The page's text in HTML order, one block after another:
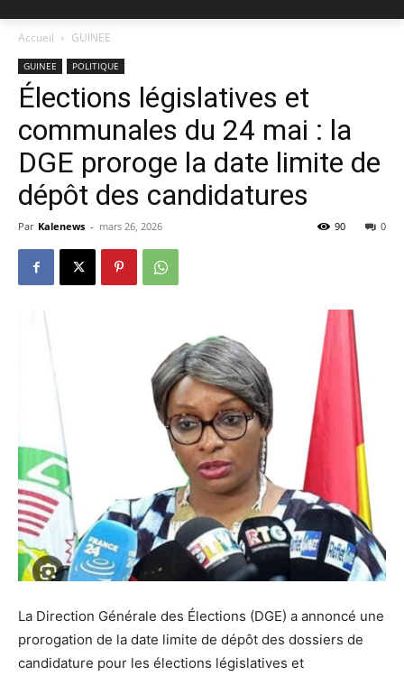
Accueil GUINEE
GUINEE POLITIQUE
Élections législatives et
communales du 24 mai : la
DGE proroge la date limite de
dépôt des candidatures
Par Kalenews - mars 26, 2026 0
90
La Direction Générale des Élections (DGE) a annoncé une
prorogation de la date limite de dépôt des dossiers de
candidature pour les élections législatives et